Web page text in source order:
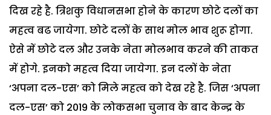
दिख रहे है. त्रिशकु विधानसभा होने के कारण छोटे दलों का
महत्व बढ जायेगा. छोटे दलों के साथ मोल भाव शुरू होगा.
ऐसे में छोटे दल और उनके नेता मोलभाव करने की ताकत
में होगे. इनको महत्व दिया जायेगा. इन दलों के नेता
‘अपना दल-एस’ को मिले महत्व को देख रहे है. जिस ‘अपना
दल-एस’ को 2019 के लोकसभा चुनाव के बाद केन्द्र के